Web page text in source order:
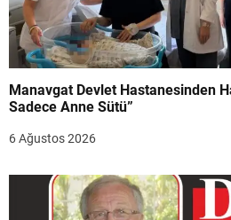
Manavgat Devlet Hastanesinden
Sadece Anne Sütü”
6 Ağustos 2026